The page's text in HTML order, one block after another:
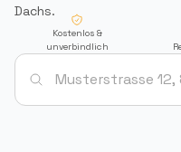
Dachs.
Kostenlos &
unverbindlich